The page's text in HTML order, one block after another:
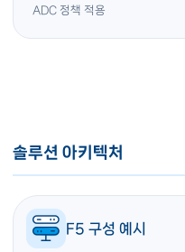
ADC 정책 적용
솔루션 아키텍처
F5 구성 예시